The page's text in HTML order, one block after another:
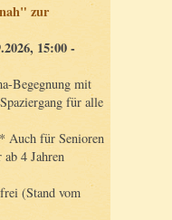
zur
15:00 -
Begegnung mit
für alle
Auch für Senioren
4 Jahren
(Stand vom